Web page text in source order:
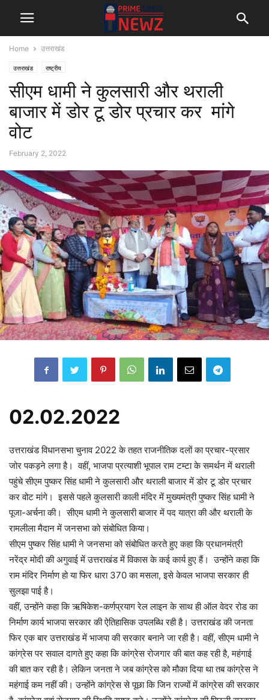
Home उत्तराखंड
उत्तराखंड राष्ट्रीय
सीएम धामी ने कुलसारी और थराली
बाजार में डोर टू डोर प्रचार कर मांगे
वोट
February 2, 2022
02.02.2022
उत्तराखंड विधानसभा चुनाव 2022 के तहत राजनीतिक दलों का प्रचार-प्रसार
जोर पकड़ने लगा है। वहीं, भाजपा प्रत्याशी भूपाल राम टम्टा के समर्थन में थराली
पहुंचे सीएम पुष्कर सिंह धामी ने कुलसारी और थराली बाजार में डोर टू डोर प्रचार
कर वोट मांगे। इससे पहले कुलसारी काली मंदिर में मुख्यमंत्री पुष्कर सिंह धामी ने
पूजा-अर्चना की। सीएम धामी ने कुलसारी बाजार में पद यात्रा की और थराली के
रामलीला मैदान में जनसभा को संबोधित किया।
सीएम पुष्कर सिंह धामी ने जनसभा को संबोधित करते हुए कहा कि प्रधानमंत्री
नरेंद्र मोदी की अगुवाई में उत्तराखंड में विकास के कई कार्य हुए हैं। उन्होंने कहा कि
राम मंदिर निर्माण हो या फिर धारा 370 का मसला, इसे केवल भाजपा सरकार ही
सुलझा पाई है।
वहीं, उन्होंने कहा कि ऋषिकेश-कर्णप्रयाग रेल लाइन के साथ ही ऑल वेदर रोड का
निर्माण कार्य भाजपा सरकार की ऐतिहासिक उपलब्धि रही है। उत्तराखंड की जनता
फिर एक बार उत्तराखंड में भाजपा की सरकार बनाने जा रही है। वहीं, सीएम धामी ने
कांग्रेस पर सवाल दागते हुए कहा कि कांग्रेस रोजगार की बात कह रही है, महंगाई
की बात कर रही है। लेकिन जनता ने जब कांग्रेस को मौका दिया था तब कांग्रेस ने
महंगाई कम नहीं की। उन्होंने कांग्रेस से पूछा कि जिन राज्यों में कांग्रेस की सरकार